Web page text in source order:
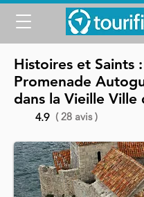
Histoires et Saints :
Promenade
dans la Vieille Ville
4.9 ( 28 avis )